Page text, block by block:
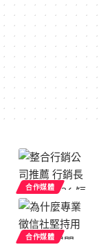
合作媒體
合作媒體